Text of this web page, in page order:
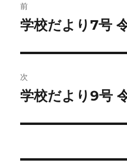
稿
ビ
ゲ
ー
前
前
投
稿:
学校だより7号
次
次
投
学校だより9号